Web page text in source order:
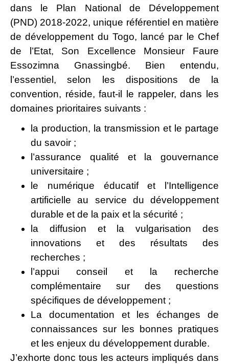
dans le Plan National de Développement
(PND) 2018-2022, unique référentiel en matière
de développement du Togo, lancé par le Chef
de l’Etat, Son Excellence Monsieur Faure
Essozimna Gnassingbé. Bien entendu,
l’essentiel, selon les dispositions de la
convention, réside, faut-il le rappeler, dans les
domaines prioritaires suivants :
la production, la transmission et le partage
du savoir ;
l’assurance qualité et la gouvernance
universitaire ;
le numérique éducatif et l’Intelligence
artificielle au service du développement
durable et de la paix et la sécurité ;
la diffusion et la vulgarisation des
innovations et des résultats des
recherches ;
l’appui conseil et la recherche
complémentaire sur des questions
spécifiques de développement ;
La documentation et les échanges de
connaissances sur les bonnes pratiques
et les enjeux du développement durable.
J’exhorte donc tous les acteurs impliqués dans